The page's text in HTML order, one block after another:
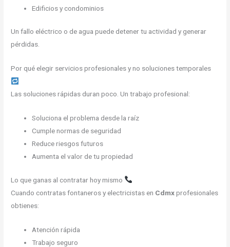
Edificios y condominios
Un fallo eléctrico o de agua puede detener tu actividad y generar
pérdidas.
Por qué elegir servicios profesionales y no soluciones temporales
Las soluciones rápidas duran poco. Un trabajo profesional:
Soluciona el problema desde la raíz
Cumple normas de seguridad
Reduce riesgos futuros
Aumenta el valor de tu propiedad
Lo que ganas al contratar hoy mismo
Cuando contratas fontaneros y electricistas en Cdmxprofesionales
obtienes:
Atención rápida
Trabajo seguro